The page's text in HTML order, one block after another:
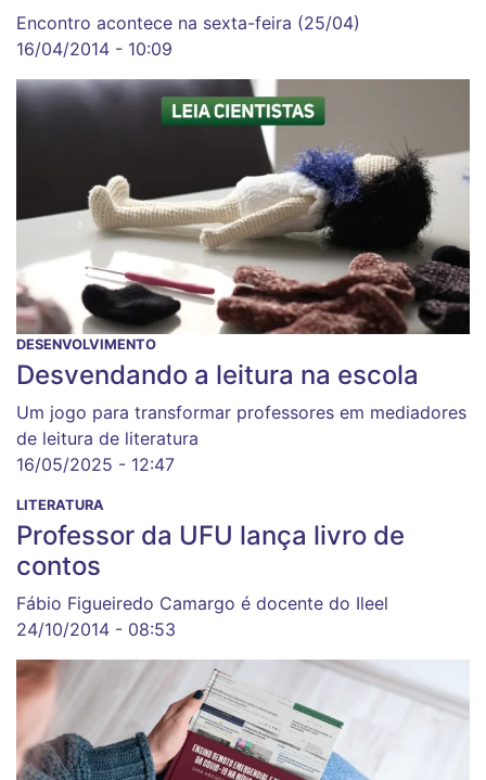
Encontro acontece na sexta-feira (25/04)
16/04/2014 - 10:09
DESENVOLVIMENTO
Desvendando a leitura na escola
Um jogo para transformar professores em mediadores
de leitura de literatura
16/05/2025 - 12:47
LITERATURA
Professor da UFU lança livro de
contos
Fábio Figueiredo Camargo é docente do Ileel
24/10/2014 - 08:53